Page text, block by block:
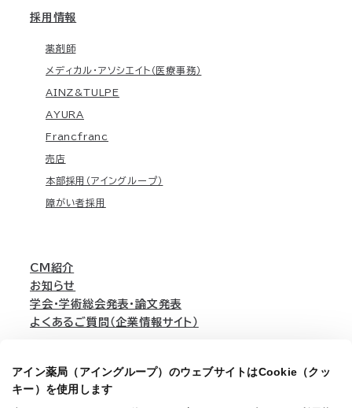
アイン薬局（アイングループ）のウェブサイトはCookie（クッ
キー）を使用します
採用情報
薬剤師
メディカル・アソシエイト（医療事務）
AINZ&TULPE
AYURA
Francfranc
売店
本部採用（アイングループ）
障がい者採用
CM紹介
お知らせ
学会・学術総会発表・論文発表
よくあるご質問（企業情報サイト）
English